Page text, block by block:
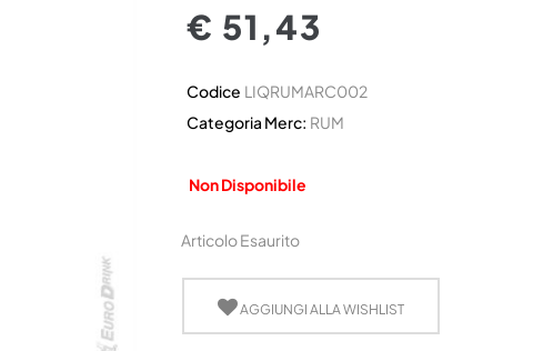
€ 51,43
Codice LIQRUMARC002
Categoria Merc: RUM
Non Disponibile
Articolo Esaurito
AGGIUNGI ALLA WISHLIST